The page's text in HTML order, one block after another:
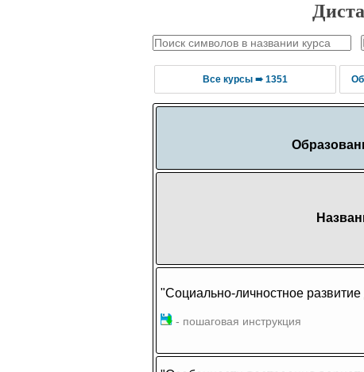
Все курсы ➠ 1351
"Социально-личностное
- пошаговая инструкция